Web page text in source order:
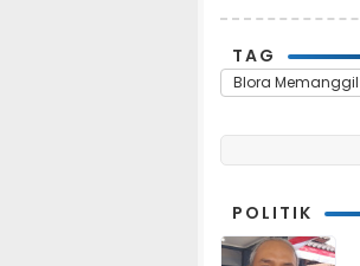
TAG
Blora Memanggil
POLITIK